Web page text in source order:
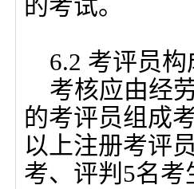
的考试。
6.2 考评员构
考核应由经
的考评员组成
以上注册考评
考、评判5名考